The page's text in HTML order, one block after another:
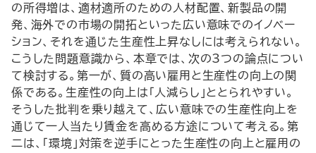
の所得増は、適材適所のための人材配置、新製品の開
発、海外での市場の開拓といった広い意味でのイノベー
ション、それを通じた生産性上昇なしには考えられない。
こうした問題意識から、本章では、次の3つの論点につい
て検討する。第一が、質の高い雇用と生産性の向上の関
係である。生産性の向上は「人減らし」ととられやすい。
そうした批判を乗り越えて、広い意味での生産性向上を
通じて一人当たり賃金を高める方途について考える。第
二は、「環境」対策を逆手にとった生産性の向上と雇用の